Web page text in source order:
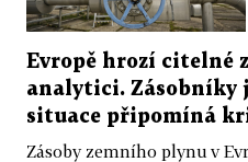
Evropě hrozí citelné
analytici. Zásobníky
situace připomíná
Zásoby zemního plynu v